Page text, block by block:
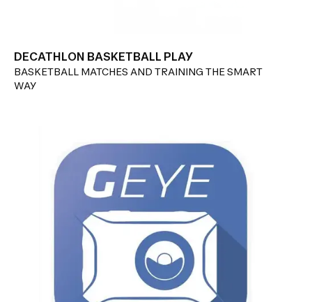
DECATHLON BASKETBALL PLAY
BASKETBALL MATCHES AND TRAINING THE SMART
WAY